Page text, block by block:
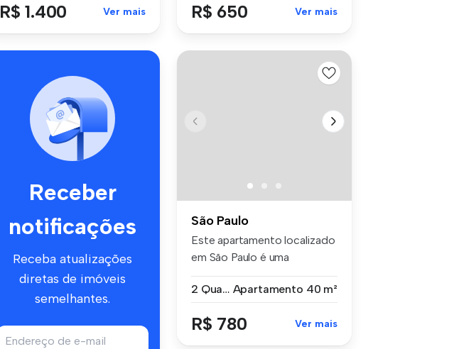
R$ 1.400 Ver mais R$ 650 Ver mais
Receber
notificações
Receba atualizações
diretas de imóveis
semelhantes.
São Paulo
Este apartamento localizado
em São Paulo é uma
2 Quartos Apartamento 40 m²
R$ 780 Ver mais